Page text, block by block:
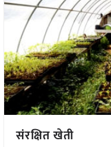
संरक्षित खेती